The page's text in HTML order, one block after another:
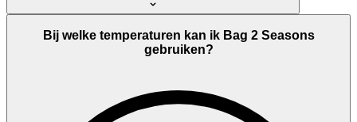
Bij welke temperaturen kan ik Bag 2 Seasons
gebruiken?